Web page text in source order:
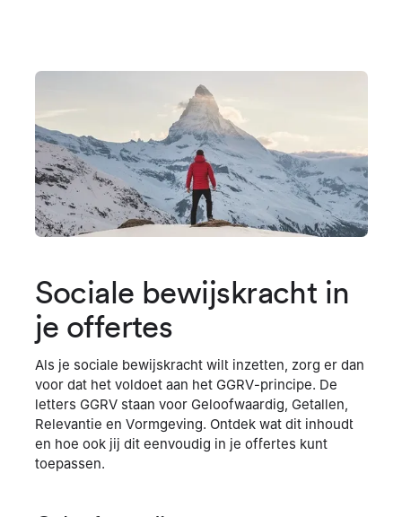
Sociale bewijskracht in
je offertes
Als je sociale bewijskracht wilt inzetten, zorg er dan
voor dat het voldoet aan het GGRV-principe. De
letters GGRV staan voor Geloofwaardig, Getallen,
Relevantie en Vormgeving. Ontdek wat dit inhoudt
en hoe ook jij dit eenvoudig in je offertes kunt
toepassen.